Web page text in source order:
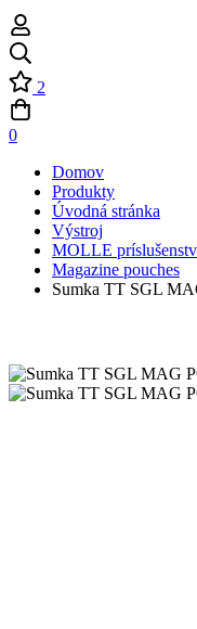
2
0
Domov
Produkty
Úvodná stránka
Výstroj
MOLLE
Magazine pouches
Sumka TT SGL